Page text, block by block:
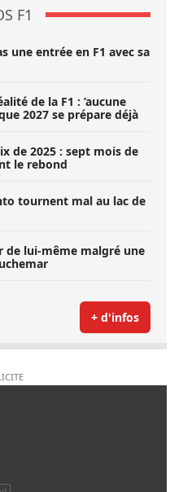
F1
une entrée en F1 avec sa
de la F1 : ’aucune
2027 se prépare déjà
de 2025 : sept mois de
le rebond
tournent mal au lac de
de lui-même malgré une
+ d'infos